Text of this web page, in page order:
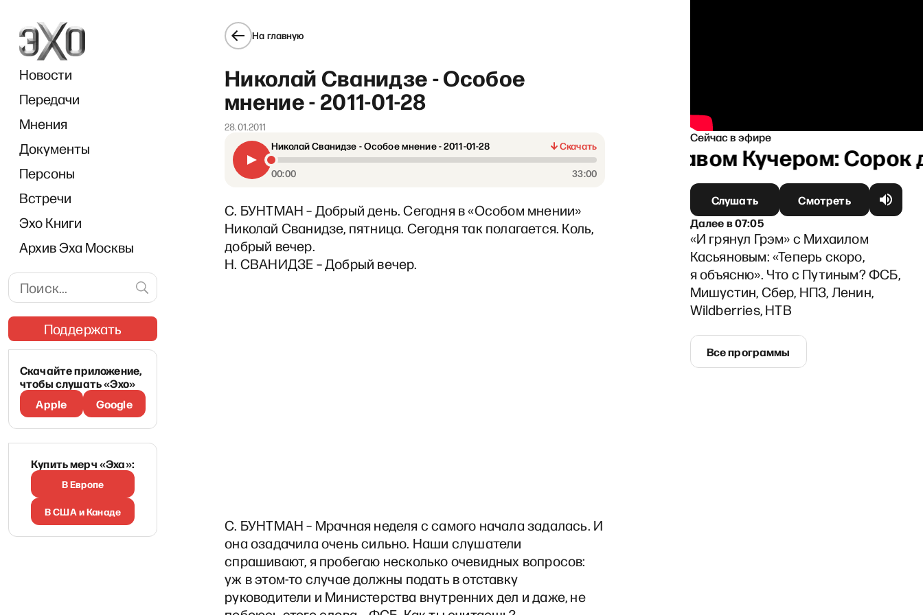
Новости
Передачи
Мнения
Документы
Персоны
Встречи
Эхо Книги
Архив Эха Москвы
Поддержать
Скачайте приложение,
чтобы слушать «Эхо»
Apple
Google
Купить мерч «Эха»:
В Европе
В США и Канаде
На главную
Николай Сванидзе - Особое
мнение - 2011-01-28
28.01.2011
Николай Сванидзе - Особое мнение - 2011-01-28
Скачать
00:00 33:00
С. БУНТМАН – Добрый день. Сегодня в «Особом мнении»
Николай Сванидзе, пятница. Сегодня так полагается. Коль,
добрый вечер.
Н. СВАНИДЗЕ – Добрый вечер.
С. БУНТМАН – Мрачная неделя с самого начала задалась. И
она озадачила очень сильно. Наши слушатели
спрашивают, я пробегаю несколько очевидных вопросов:
уж в этом-то случае должны подать в отставку
руководители и Министерства внутренних дел и даже, не
Сейчас в эфире
«Хочу сказать. Ларина» со Станиславом Кучером: Сорок
Слушать
Смотреть
Далеев07:05
«И грянул Грэм» с Михаилом
Касьяновым: «Теперь скоро,
я объясню». Что с Путиным? ФСБ,
Мишустин, Сбер, НПЗ, Ленин,
Wildberries, НТВ
Все программы